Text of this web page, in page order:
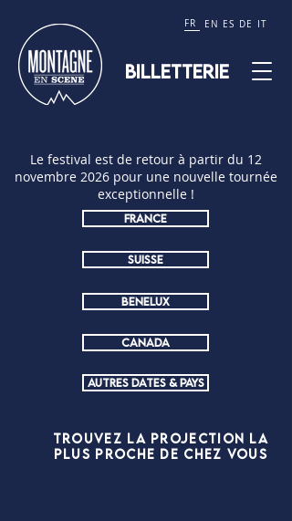
FR EN ES DE IT
BILLETTERIE
Le festival est de retour à partir du 12
novembre 2026 pour une nouvelle tournée
exceptionnelle !
FRANCE
SUISSE
BENELUX
CANADA
AUTRES DATES & PAYS
trouvez la projection la
plus proche de chez vous